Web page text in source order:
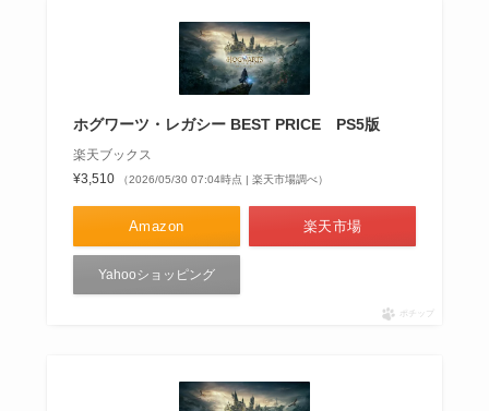
ホグワーツ・レガシー BEST PRICE PS5版
楽天ブックス
¥3,510
（2026/05/30 07:04時点 | 楽天市場調べ）
Amazon 楽天市場
Yahooショッピング
ポチップ